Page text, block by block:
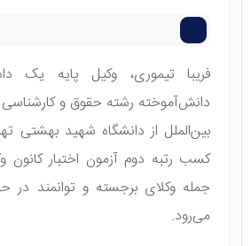
فریبا تیموری، وکیل پایه یک
دانش‌آموخته رشته حقوق و
بین‌الملل از دانشگاه شهید بهشتی
کسب رتبه دوم آزمون اختبار کانون
جمله وکلای برجسته و توانمند در
می‌رود.